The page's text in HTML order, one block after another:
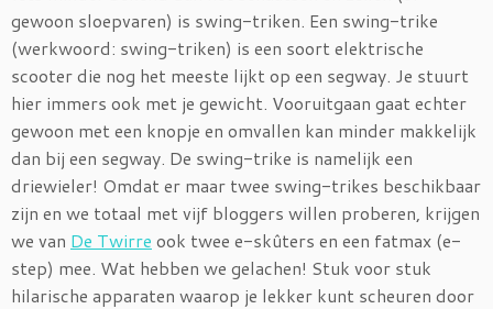
gewoon sloepvaren) is swing-triken. Een swing-trike
(werkwoord: swing-triken) is een soort elektrische
scooter die nog het meeste lijkt op een segway. Je stuurt
hier immers ook met je gewicht. Vooruitgaan gaat echter
gewoon met een knopje en omvallen kan minder makkelijk
dan bij een segway. De swing-trike is namelijk een
driewieler! Omdat er maar twee swing-trikes beschikbaar
zijn en we totaal met vijf bloggers willen proberen, krijgen
we van De Twirre ook twee e-skûters en een fatmax (e-
step) mee. Wat hebben we gelachen! Stuk voor stuk
hilarische apparaten waarop je lekker kunt scheuren door